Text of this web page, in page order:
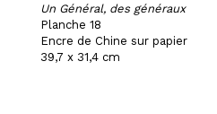
Un Général, des généraux
Planche 18
Encre de Chine sur papier
39,7 x 31,4 cm